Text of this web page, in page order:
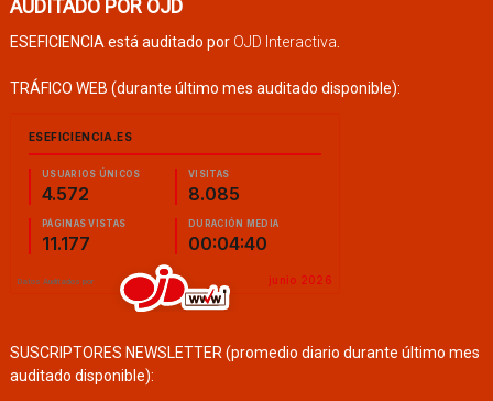
AUDITADO POR OJD
ESEFICIENCIA está auditado por OJD Interactiva
TRÁFICO WEB (durante último mes auditado disponible):
SUSCRIPTORES NEWSLETTER (promedio diario durante último mes
auditado disponible):